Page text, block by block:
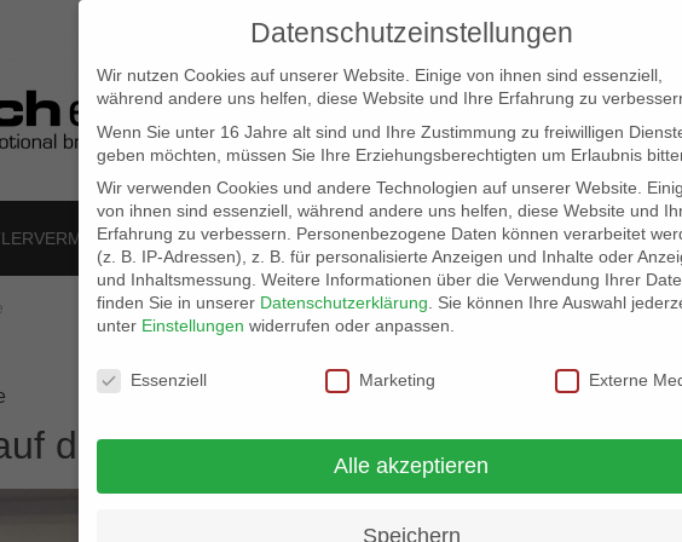
LOCATION SCOUT ELB-LOCATION: PANORAMA
die Elbe, Elbblick pur!
Datenschutzeinstellungen
Wir nutzen Cookies auf unserer Website. Einige von ihnen sind essenziell,
während andere uns helfen, diese Website und Ihre Erfahrung zu
Wenn Sie unter 16 Jahre alt sind und Ihre Zustimmung zu freiwilligen
geben möchten, müssen Sie Ihre Erziehungsberechtigten um Erlaubnis
Wir verwenden Cookies und andere Technologien auf unserer Website.
von ihnen sind essenziell, während andere uns helfen, diese Website und
Erfahrung zu verbessern.
Personenbezogene Daten können verarbeitet
(z. B. IP-Adressen), z. B. für personalisierte Anzeigen und Inhalte oder
und Inhaltsmessung. Weitere Informationen über die Verwendung Ihrer
finden Sie in unserer Datenschutzerklärung
Sie können Ihre Auswahl
unter Einstellungen widerrufen oder anpassen.
Datenschutzeinstellungen
Essenziell Marketing Externe
Alle akzeptieren
Speichern